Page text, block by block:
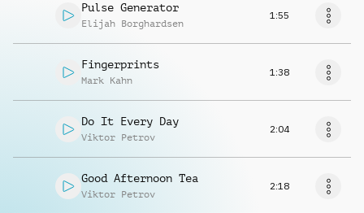
Pulse Generator
Elijah Borghardsen
1:55
Fingerprints
Mark Kahn
1:38
Do It Every Day
Viktor Petrov
2:04
Good Afternoon Tea
Viktor Petrov
2:18